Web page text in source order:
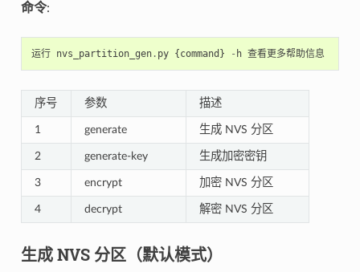
命令:
运行 nvs_partition_gen. py {command } - h 查看更多帮助信息
序号 参数 描述
1 generate 生成 NVS 分区
2 generate-key 生成加密密钥
3 encrypt 加密 NVS 分区
4 decrypt 解密 NVS 分区
生成 NVS 分区（默认模式）